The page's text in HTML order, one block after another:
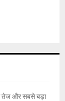
तेज और सबसे बड़ा